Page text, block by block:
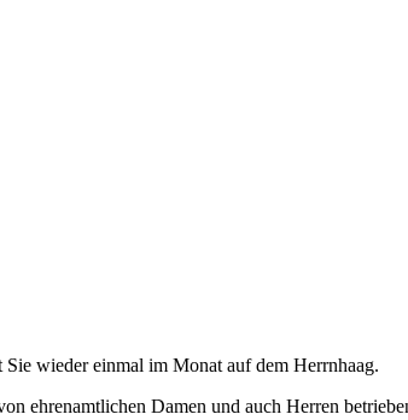
Sie wieder einmal im Monat auf dem Herrnhaag.
ehrenamtlichen Damen und auch Herren